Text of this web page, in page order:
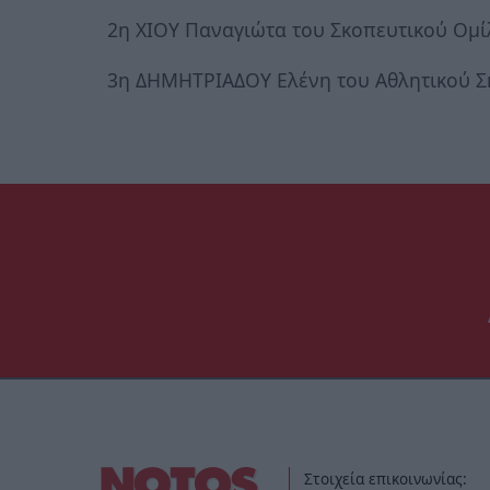
2η ΧΙΟΥ Παναγιώτα του Σκοπευτικού
3η ΔΗΜΗΤΡΙΑΔΟΥ Ελένη του Αθλητικού
Στοιχεία επικοινωνίας: